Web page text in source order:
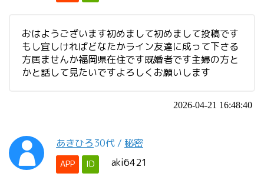
おはようございます初めまして初めまして投稿です
もし宜しければどなたかライン友達に成って下さる
方居ませんか福岡県在住です既婚者です主婦の方と
かと話して見たいですよろしくお願いします
2026-04-21 16:48:40
あきひろ30代 / 秘密
APP ID aki6421